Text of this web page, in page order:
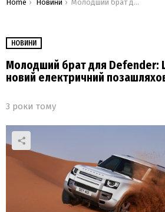
You are here:
Home Новини Молодший брат для Defender: Land Rover готує новий електричний позашляховик
НОВИНИ
Молодший брат для Defender:
новий електричний
3 роки тому